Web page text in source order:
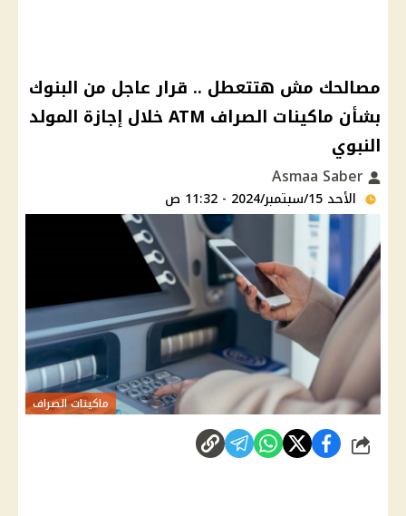
مصالحك مش هتتعطل .. قرار عاجل من البنوك
بشأن ماكينات الصراف ATM خلال إجازة المولد
النبوي
الأحد 15/سبتمبر/2024 - 11:32 ص
ماكينات الصراف
شارك